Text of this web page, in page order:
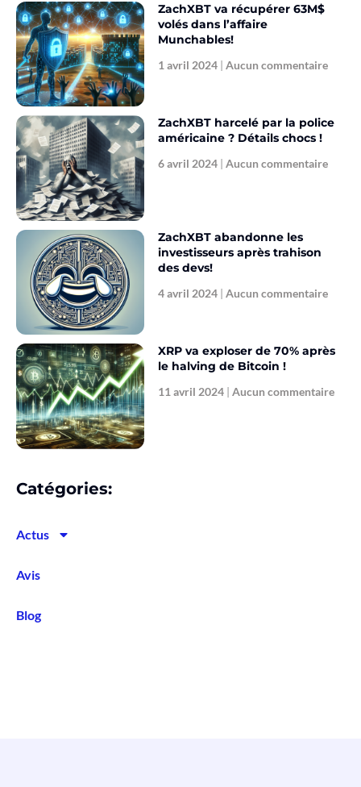
ZachXBT va récupérer 63M$
volés dans l’affaire
Munchables!
1 avril 2024 Aucun commentaire
ZachXBT harcelé par la police
américaine ? Détails chocs !
6 avril 2024 Aucun commentaire
ZachXBT abandonne les
investisseurs après trahison
des devs!
4 avril 2024 Aucun commentaire
XRP va exploser de 70% après
le halving de Bitcoin !
11 avril 2024 Aucun commentaire
Catégories:
Actus
Avis
Blog